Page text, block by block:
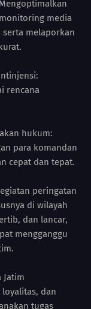
media
serta melaporkan
rencana
hukum:
para komandan
cepat dan tepat.
peringatan
di wilayah
dan lancar,
mengganggu
Jatim
dan
tugas